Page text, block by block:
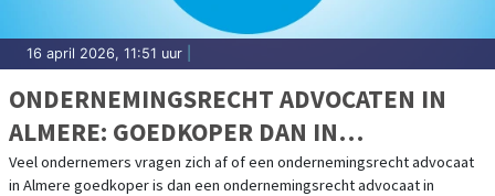
16 april 2026, 11:51 uur
ONDERNEMINGSRECHT ADVOCATEN IN
ALMERE: GOEDKOPER DAN IN
AMSTERDAM?
Veel ondernemers vragen zich af of een ondernemingsrecht advocaat
in Almere goedkoper is dan een ondernemingsrecht advocaat in